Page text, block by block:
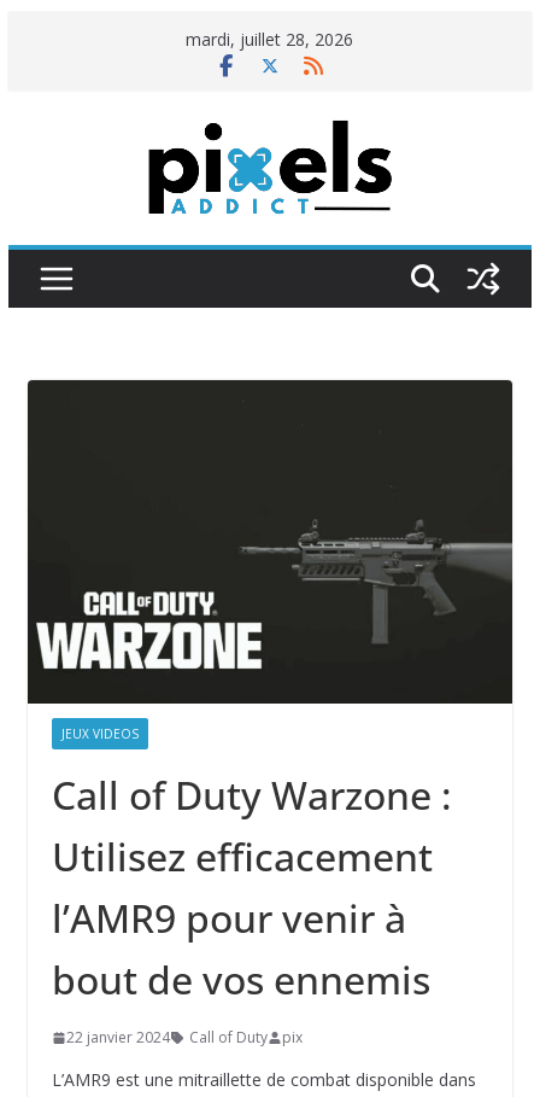
mardi, juillet 28, 2026
JEUX VIDEOS
Call of Duty Warzone :
Utilisez efficacement
l’AMR9 pour venir à
bout de vos ennemis
22 janvier 2024 Call of Duty pix
L’AMR9 est une mitraillette de combat disponible dans